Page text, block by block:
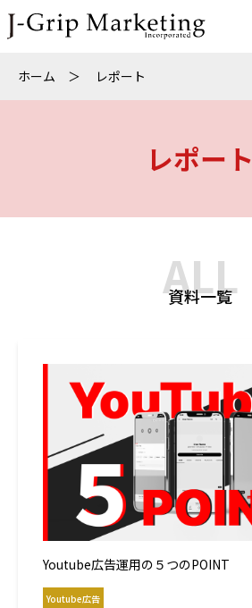
ホーム ＞ レポート
レポート
ALL
資料一覧
Youtube広告運用の５つのPOINT
Youtube広告